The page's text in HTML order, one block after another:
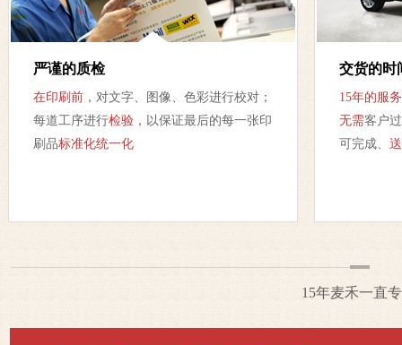
严谨的质检
在印刷前 ，对文字、图像、色彩进行校对；
每道工序进行检验 ，以保证最后的每一张印
刷品标准化统一化
交货的时
15年的服
无需客户
可完成、
15年麦禾一直